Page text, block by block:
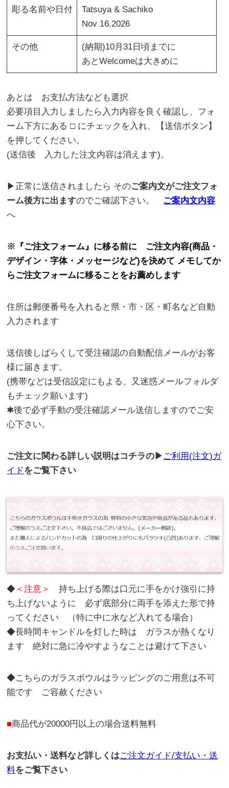
彫る名前や日付
Tatsuya & Sachiko
Nov 16.2026
その他
(納期)10月31日頃までに
あとWelcomeは大きめに
あとは お支払方法なども選択
必要項目入力しましたら入力内容を良く確認し、フォ
ーム下方にある □ にチェックを入れ、【送信ボタン】
を押してください。
(送信後 入力した注文内容は消えます)。
▶正常に送信されましたら そのご案内文がご注文フォ
ーム後方に出ますのでご確認下さい。 ご案内文内容
へ
※ 『ご注文フォーム』に移る前に ご注文内容(商品・
デザイン・字体・メッセージなど)を決めて メモしてか
らご注文フォームに移ることをお薦めします
住所は郵便番号を入れると県・市・区・町名など自動
入力されます
送信後しばらくして受注確認の自動配信メールがお客
様に届きます。
(携帯などは受信設定にもよる、又迷惑メールフォルダ
もチェック願います)
✱後で必ず手動の受注確認メール送信しますのでご安
心下さい。
ご注文に関わる詳しい説明はコチラの▶ ご利用(注文)ガ
イドをご覧下さい
◆ ＜注意＞
持ち上げる際は口元に手をかけ強引に持
ち上げないように 必ず底部分に両手を添えた形で持
ってください （特に中に水など入れてる場合）
◆長時間キャンドルを灯した時は ガラスが熱くなり
ます 絶対に急に冷やすようなことは避けて下さい
◆こちらのガラスボウルはラッピングのご用意は不可
能です ご容赦ください
■商品代が20000円以上の場合送料無料
お支払い・送料など詳しくはご注文ガイド/支払い・送
料をご覧下さい